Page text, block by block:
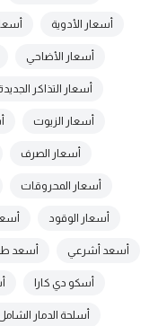
أسعار الأدوية
أسعار الأضاحي
أسعار التذاكر
أسعار الزيوت
أسعار الصرف
أسعار المحروقات
أسعار الوقود
أسعد أشرعي أسعد
أسكو دي كارا
أسلحة الدمار